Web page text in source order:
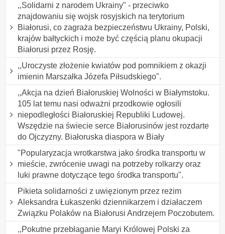
,,Solidarni z narodem Ukrainy" - przeciwko
znajdowaniu się wojsk rosyjskich na terytorium
Białorusi, co zagraża bezpieczeństwu Ukrainy, Polski,
krajów bałtyckich i może być częścią planu okupacji
Białorusi przez Rosję.
,,Uroczyste złożenie kwiatów pod pomnikiem z okazji
imienin Marszałka Józefa Piłsudskiego".
,,Akcja na dzień Białoruskiej Wolności w Białymstoku.
105 lat temu nasi odważni przodkowie ogłosili
niepodległości Białoruskiej Republiki Ludowej.
Wszędzie na świecie serce Białorusinów jest rozdarte
do Ojczyzny. Białoruska diaspora w Biały
"Popularyzacja wrotkarstwa jako środka transportu w
mieście, zwrócenie uwagi na potrzeby rolkarzy oraz
luki prawne dotyczące tego środka transportu".
Pikieta solidarności z uwięzionym przez reżim
Aleksandra Łukaszenki dziennikarzem i działaczem
Związku Polaków na Białorusi Andrzejem Poczobutem.
,,Pokutne przebłaganie Maryi Królowej Polski za